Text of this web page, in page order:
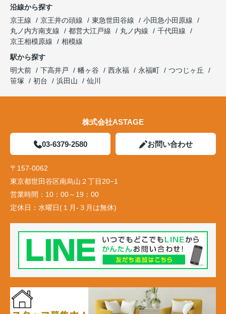
沿線から探す
京王線
京王井の頭線 東急世田谷線
小田急小田原線
丸ノ内方南支線
都営大江戸線 丸ノ内線
千代田線
京王相模原線
相模線
駅から探す
明大前
下高井戸 幡ヶ谷 西永福 永福町
つつじヶ丘
笹塚
初台 浜田山 仙川
株式会社ASTAGE
03-6379-2580 お問い合わせ
〒157-0062
東京都世田谷区南烏山２丁目20−1
営業時間： 10：00～19：00
定休日： 水曜日(１月-３月は無休)